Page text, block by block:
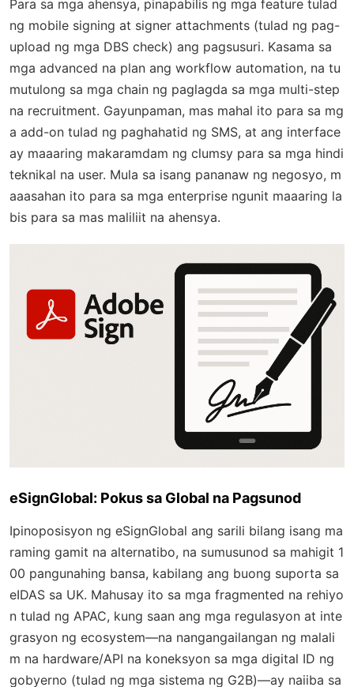
Para sa mga ahensya, pinapabilis ng mga feature tulad
ng mobile signing at signer attachments (tulad ng pag-
upload ng mga DBS check) ang pagsusuri. Kasama sa
mga advanced na plan ang workflow automation, na tu
mutulong sa mga chain ng paglagda sa mga multi-step
na recruitment. Gayunpaman, mas mahal ito para sa mg
a add-on tulad ng paghahatid ng SMS, at ang interface
ay maaaring makaramdam ng clumsy para sa mga hindi
teknikal na user. Mula sa isang pananaw ng negosyo, m
aaasahan ito para sa mga enterprise ngunit maaaring la
bis para sa mas maliliit na ahensya.
eSignGlobal: Pokus sa Global na Pagsunod
Ipinoposisyon ng eSignGlobal ang sarili bilang isang ma
raming gamit na alternatibo, na sumusunod sa mahigit 1
00 pangunahing bansa, kabilang ang buong suporta sa
eIDAS sa UK. Mahusay ito sa mga fragmented na rehiyo
n tulad ng APAC, kung saan ang mga regulasyon at inte
grasyon ng ecosystem—na nangangailangan ng malali
m na hardware/API na koneksyon sa mga digital ID ng
gobyerno (tulad ng mga sistema ng G2B)—ay naiiba sa